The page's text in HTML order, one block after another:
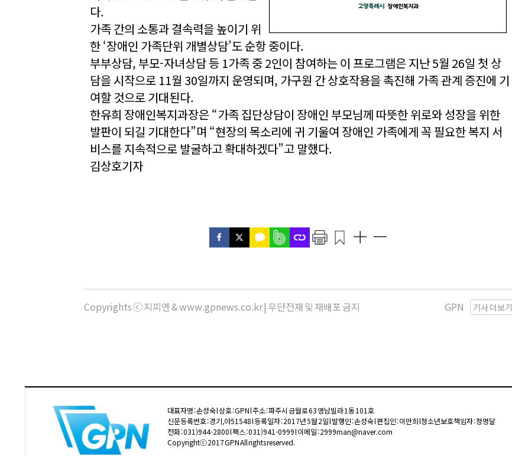
다.
가족 간의 소통과 결속력을 높이기 위
한 ‘장애인 가족단위 개별상담’도 순항 중이다.
부부상담, 부모-자녀상담 등 1가족 중 2인이 참여하는 이 프로그램은 지난 5월 26일 첫 상
담을 시작으로 11월 30일까지 운영되며, 가구원 간 상호작용을 촉진해 가족 관계 증진에 기
여할 것으로 기대된다.
한유희 장애인복지과장은 “가족 집단상담이 장애인 부모님께 따뜻한 위로와 성장을 위한
발판이 되길 기대한다”며 “현장의 목소리에 귀 기울여 장애인 가족에게 꼭 필요한 복지 서
비스를 지속적으로 발굴하고 확대하겠다”고 말했다.
김상호기자
Copyrights ⓒ 지피엔 & www.gpnews.co.kr | 무단전재 및 재배포 금지 기사 더보기
GPN
대표자명 : 손성숙 l 상호 : GPN l 주소 : 파주시 금월로 63 영남빌라 1동 101호
신문등록번호 : 경기,아51548 l 등록일자 : 2017년 5월 2일 l 발행인 : 손성숙 l 편집인 : 이만희 l 청소년보호책임자 : 정명달
전화 : 031)944-2800 l 팩스 : 031)941-0999 l 이메일 : 2999man@naver.com
Copyrightⓒ 2017 GPN All rights reserved.